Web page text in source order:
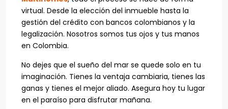
virtual. Desde la elección del inmueble hasta la
gestión del crédito con bancos colombianos y la
legalización. Nosotros somos tus ojos y tus manos
en Colombia.
No dejes que el sueño del mar se quede solo en tu
imaginación. Tienes la ventaja cambiaria, tienes las
ganas y tienes el mejor aliado. Asegura hoy tu lugar
en el paraíso para disfrutar mañana.